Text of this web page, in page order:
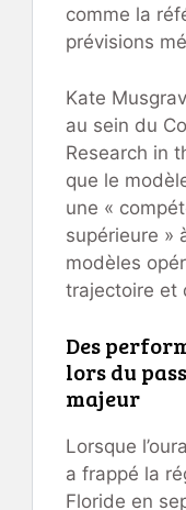
comme la
prévisions
Kate
au sein du
Research in
que le
une «
supérieure »
modèles
trajectoire et
Des
lors du
majeur
Lorsque
a frappé la
Floride en